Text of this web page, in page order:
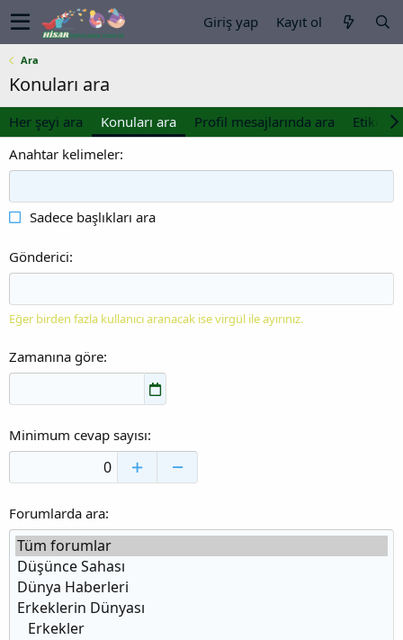
Giriş yap Kayıt ol
Ara
Konuları ara
Her şeyi ara Konuları ara Profil mesajlarında ara
Anahtar kelimeler
Sadece başlıkları ara
Gönderici
Eğer birden fazla kullanıcı aranacak ise virgül ile ayırınız.
Zamanına göre
Minimum cevap sayısı
Forumlarda ara